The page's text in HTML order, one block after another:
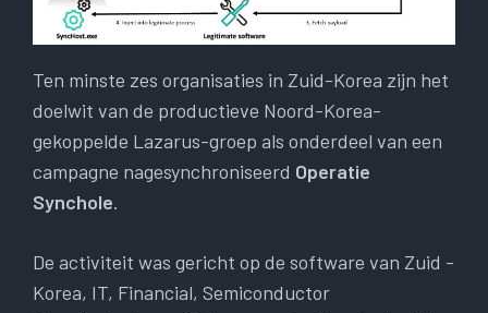
Ten minste zes organisaties in Zuid-Korea zijn het
doelwit van de productieve Noord-Korea-
gekoppelde Lazarus-groep als onderdeel van een
campagne nagesynchroniseerd Operatie
Synchole.
De activiteit was gericht op de software van Zuid -
Korea, IT, Financial, Semiconductor